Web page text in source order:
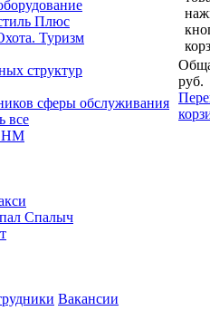
Плюс
Туризм
структур
сферы обслуживания
все
Спалыч
Вакансии
руб.